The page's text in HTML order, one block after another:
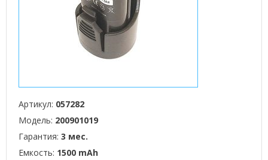
Артикул: 057282
Модель: 200901019
Гарантия: 3 мес.
Емкость: 1500 mAh